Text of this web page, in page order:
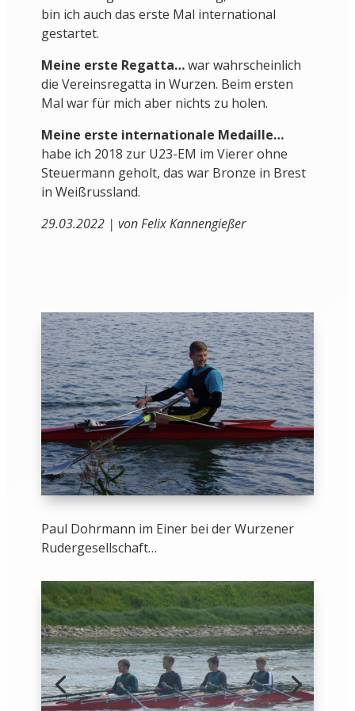
bin ich auch das erste Mal international
gestartet.
Meine erste Regatta…war wahrscheinlich
die Vereinsregatta in Wurzen. Beim ersten
Mal war für mich aber nichts zu holen.
Meine erste internationale Medaille…
habe ich 2018 zur U23-EM im Vierer ohne
Steuermann geholt, das war Bronze in Brest
in Weißrussland.
29.03.2022 | von Felix Kannengießer
Paul Dohrmann im Einer bei der Wurzener
Rudergesellschaft…